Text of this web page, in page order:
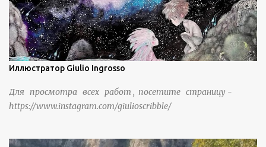
Иллюстратор Giulio Ingrosso
Для просмотра всех работ , посетите страницу -
https://www.instagram.com/giulioscribble/